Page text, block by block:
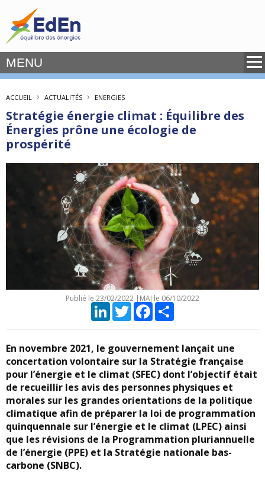
MENU
ACCUEIL › ACTUALITÉS › ENERGIES
Stratégie énergie climat : Équilibre des
Énergies prône une écologie de
prospérité
Publié le 23/02/2022 | MAJ le 06/10/2022
LinkedInTwitterFacebook
En novembre 2021, le gouvernement lançait une
concertation volontaire sur la Stratégie française
pour l’énergie et le climat (SFEC) dont l’objectif était
de recueillir les avis des personnes physiques et
morales sur les grandes orientations de la politique
climatique afin de préparer la loi de programmation
quinquennale sur l’énergie et le climat (LPEC) ainsi
que les révisions de la Programmation pluriannuelle
de l’énergie (PPE) et la Stratégie nationale bas-
carbone (SNBC).